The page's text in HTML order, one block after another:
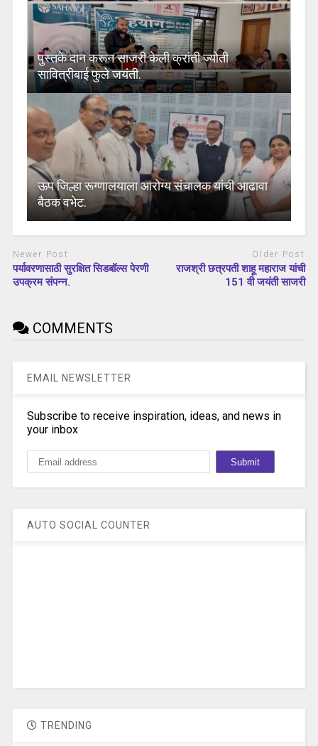
पुस्तके दान करून साजरी केली क्रांती ज्योती
सावित्रीबाई फुले जयंती.
ऊप जिल्हा रूग्णालयाला आरोग्य संचालक यांची आढावा
बैठक वभेट.
Newer Post
पर्यावरणासाठी सुरक्षित सिडबॉल्स पेरणी
उपक्रम संपन्न.
Older Post
राजश्री छत्रपती शाहू महाराज यांची
151 वी जयंती साजरी
COMMENTS
EMAIL NEWSLETTER
Subscribe to receive inspiration, ideas, and news in
your inbox
AUTO SOCIAL COUNTER
TRENDING